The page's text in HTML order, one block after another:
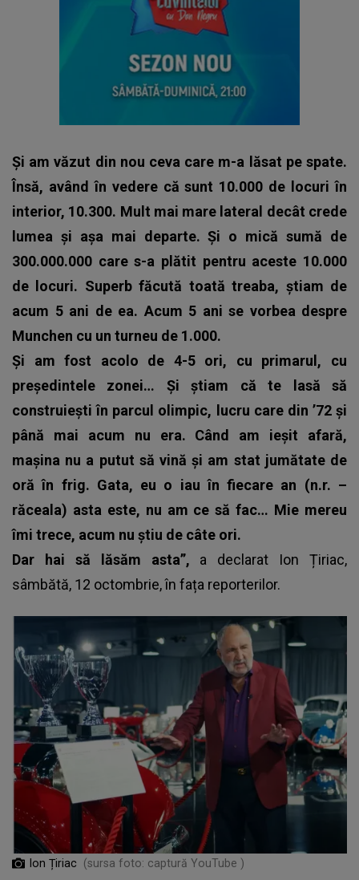
Și am văzut din nou ceva care m-a lăsat pe spate.
Însă, având în vedere că sunt 10.000 de locuri în
interior, 10.300. Mult mai mare lateral decât crede
lumea și așa mai departe. Și o mică sumă de
300.000.000 care s-a plătit pentru aceste 10.000
de locuri. Superb făcută toată treaba, știam de
acum 5 ani de ea. Acum 5 ani se vorbea despre
Munchen cu un turneu de 1.000.
Și am fost acolo de 4-5 ori, cu primarul, cu
președintele zonei… Și știam că te lasă să
construiești în parcul olimpic, lucru care din ’72 și
până mai acum nu era. Când am ieșit afară,
mașina nu a putut să vină și am stat jumătate de
oră în frig. Gata, eu o iau în fiecare an (n.r. –
răceala) asta este, nu am ce să fac… Mie mereu
îmi trece, acum nu știu de câte ori.
Dar hai să lăsăm asta”, a declarat Ion Țiriac,
sâmbătă, 12 octombrie, în fața reporterilor.
Ion Țiriac (sursa foto: captură YouTube )